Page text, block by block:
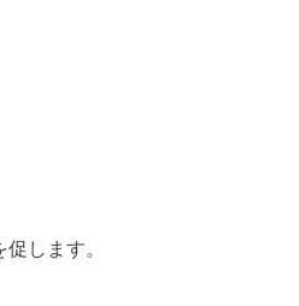
します。